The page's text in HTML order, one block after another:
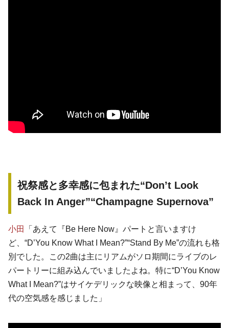
祝祭感と多幸感に包まれた“Don’t Look
Back In Anger”“Champagne Supernova”
小田
「あえて『Be Here Now』パートと言いますけ
ど、“D’You Know What I Mean?”“Stand By Me”の流れも格
別でした。この2曲は主にリアムがソロ期間にライブのレ
パートリーに組み込んでいましたよね。特に“D’You Know
What I Mean?”はサイケデリックな映像と相まって、90年
代の空気感を感じました」